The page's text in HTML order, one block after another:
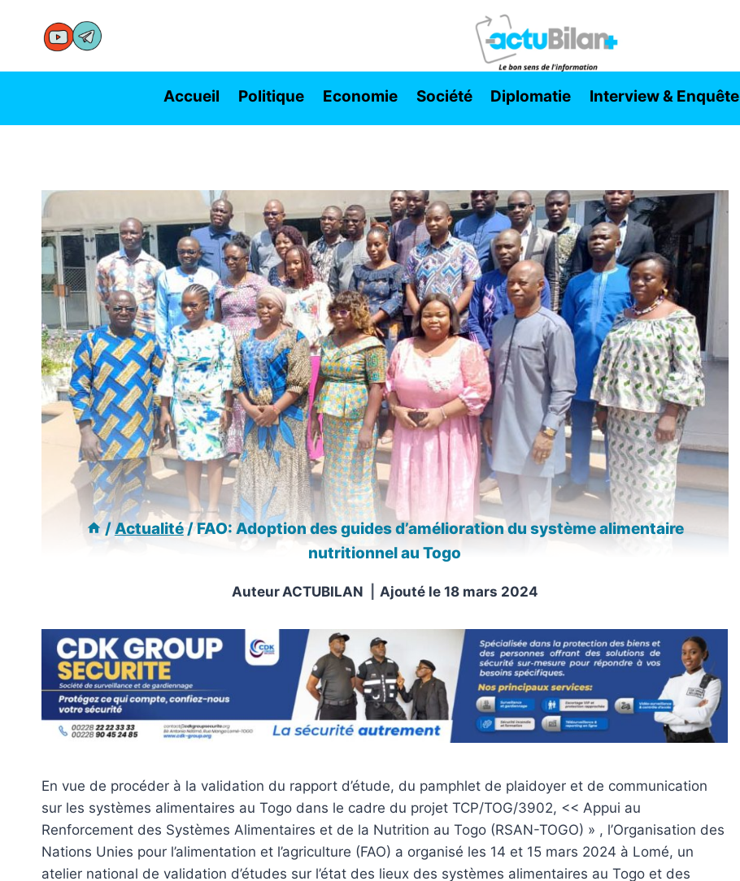
contenu
Accueil Politique Economie Société Diplomatie Interview & Enquête
/Actualité/FAO: Adoption des guides d’amélioration du système alimentaire
nutritionnel au Togo
AuteurACTUBILAN Ajouté le 18 mars 2024
En vue de procéder à la validation du rapport d’étude, du pamphlet de plaidoyer et de communication
sur les systèmes alimentaires au Togo dans le cadre du projet TCP/TOG/3902, << Appui au
Renforcement des Systèmes Alimentaires et de la Nutrition au Togo (RSAN-TOGO) » , l’Organisation des
Nations Unies pour l’alimentation et l’agriculture (FAO) a organisé les 14 et 15 mars 2024 à Lomé, un
atelier national de validation d’études sur l’état des lieux des systèmes alimentaires au Togo et des